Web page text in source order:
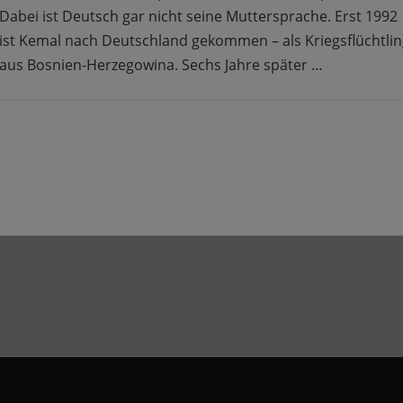
Dabei ist Deutsch gar nicht seine Muttersprache. Erst 1992
ist Kemal nach Deutschland gekommen – als
aus Bosnien-Herzegowina. Sechs Jahre später …